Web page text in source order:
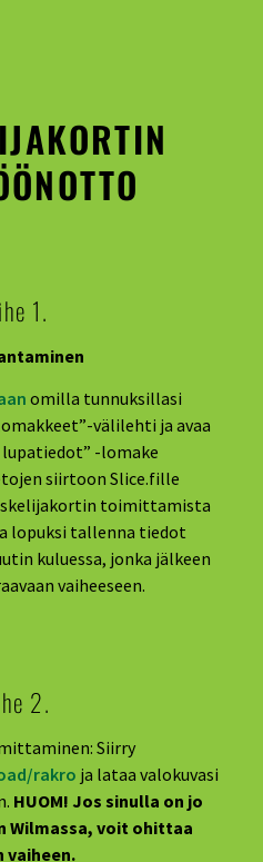
1.
omilla tunnuksillasi
välilehti ja avaa
lupatiedot” -lomake
siirtoon Slice.fille
toimittamista
lopuksi tallenna tiedot
kuluessa, jonka jälkeen
vaiheeseen.
2.
Siirry
rakro ja lataa valokuvasi
HUOM! Jos sinulla on jo
Wilmassa, voit ohittaa
vaiheen.